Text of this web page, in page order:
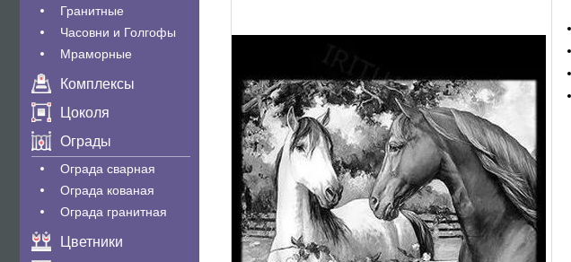
Гранитные
Часовни и Голгофы
Мраморные
Комплексы
Цоколя
Ограды
Ограда сварная
Ограда кованая
Ограда гранитная
Цветники